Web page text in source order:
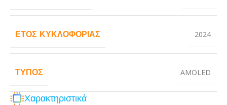
ΈΤΟΣ ΚΥΚΛΟΦΟΡΊΑΣ 2024
ΤΎΠΟΣ AMOLED
Χαρακτηριστικά